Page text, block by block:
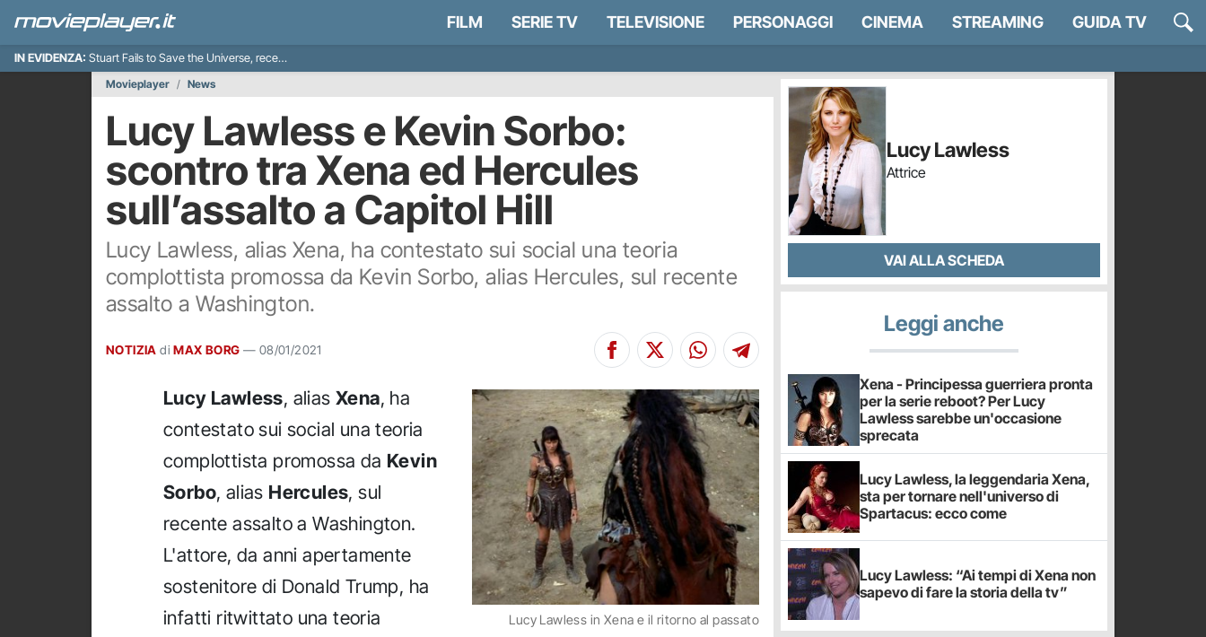
FILM SERIE TV TELEVISIONE PERSONAGGI CINEMA STREAMING GUIDA TV
IN EVIDENZA: Stuart Fails to Save the Universe, recensione
Movieplayer
News
Lucy Lawless e Kevin Sorbo:
scontro tra Xena ed Hercules
sull’assalto a Capitol Hill
Lucy Lawless, alias Xena, ha contestato sui social una teoria
complottista promossa da Kevin Sorbo, alias Hercules, sul recente
assalto a Washington.
NOTIZIA di MAX BORG — 08/01/2021
Lucy Lawless in Xena e il ritorno al passato
Lucy Lawless, aliasXena, ha
contestato sui social una teoria
complottista promossa da Kevin
Sorbo, alias Hercules, sul
recente assalto a Washington.
L'attore, da anni apertamente
sostenitore di Donald Trump, ha
infatti ritwittato una teoria
Lucy Lawless
Attrice
VAI ALLA SCHEDA
Leggi anche
Xena - Principessa guerriera pronta
per la serie reboot? Per Lucy
Lawless sarebbe un'occasione
sprecata
Lucy Lawless, la leggendaria Xena,
sta per tornare nell'universo di
Spartacus: ecco come
Lucy Lawless: “Ai tempi di Xena non
sapevo di fare la storia della tv”